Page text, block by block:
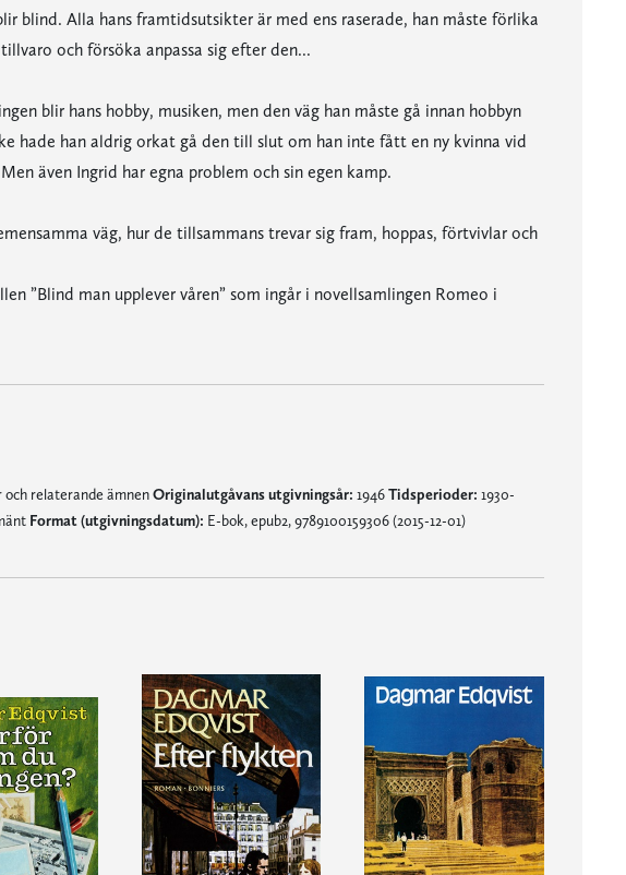
blind. Alla hans framtidsutsikter är med ens raserade, han måste förlika
och försöka anpassa sig efter den...
blir hans hobby, musiken, men den väg han måste gå innan hobbyn
hade han aldrig orkat gå den till slut om han inte fått en ny kvinna vid
även Ingrid har egna problem och sin egen kamp.
väg, hur de tillsammans trevar sig fram, hoppas, förtvivlar och
”Blind man upplever våren” som ingår i novellsamlingen Romeo i
relaterande ämnenOriginalutgåvans utgivningsår: 1946Tidsperioder: 1930-
Format (utgivningsdatum): E-bok, epub2, 9789100159306 (2015-12-01)